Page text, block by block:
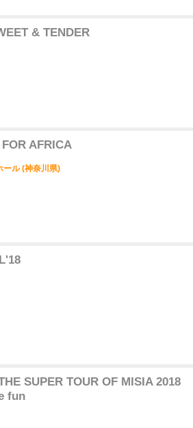
& TENDER
AFRICA
ール (神奈川県)
SUPER TOUR OF MISIA 2018
fun